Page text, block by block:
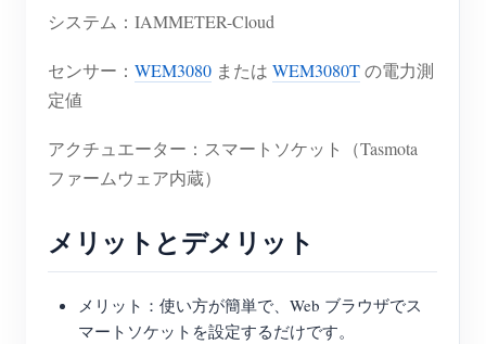
システム：IAMMETER-Cloud
センサー： WEM3080 または WEM3080Tの電力測
定値
アクチュエーター：スマートソケット（Tasmota
ファームウェア内蔵）
メリットとデメリット
メリット：使い方が簡単で、Web ブラウザでス
マートソケットを設定するだけです。